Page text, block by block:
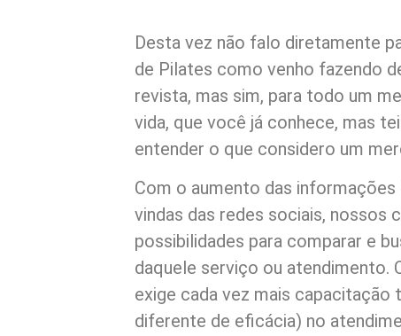
Desta vez não falo diretamente
de Pilates como venho fazendo
revista, mas sim, para todo um
vida, que você já conhece, mas
entender o que considero um
Com o aumento das
vindas das redes sociais, nossos
possibilidades para comparar e
daquele serviço ou atendimento.
exige cada vez mais capacitação
diferente de eficácia) no